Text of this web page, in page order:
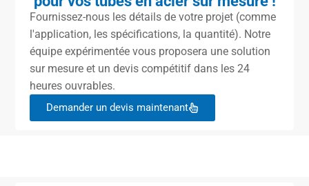
Fournissez-nous les détails de votre projet (comme
l'application, les spécifications, la quantité). Notre
équipe expérimentée vous proposera une solution
sur mesure et un devis compétitif dans les 24
heures ouvrables.
Demander un devis maintenant